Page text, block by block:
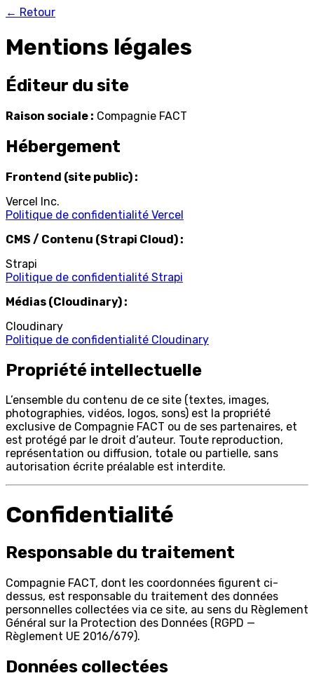
← Retour
Mentions légales
Éditeur du site
Raison sociale : Compagnie FACT
Hébergement
Frontend (site public) :
Vercel Inc.
Politique de confidentialité Vercel
CMS / Contenu (Strapi Cloud) :
Strapi
Politique de confidentialité Strapi
Médias (Cloudinary) :
Cloudinary
Politique de confidentialité Cloudinary
Propriété intellectuelle
L’ensemble du contenu de ce site (textes, images,
photographies, vidéos, logos, sons) est la propriété
exclusive de Compagnie FACT ou de ses partenaires, et
est protégé par le droit d’auteur. Toute reproduction,
représentation ou diffusion, totale ou partielle, sans
autorisation écrite préalable est interdite.
Confidentialité
Responsable du traitement
Compagnie FACT, dont les coordonnées figurent ci-
dessus, est responsable du traitement des données
personnelles collectées via ce site, au sens du Règlement
Général sur la Protection des Données (RGPD —
Règlement UE 2016/679).
Données collectées